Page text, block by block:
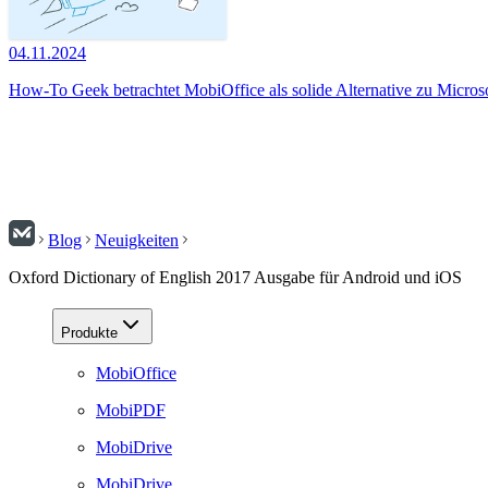
04.11.2024
How-To Geek betrachtet MobiOffice als solide Alternative zu
Blog
Neuigkeiten
Oxford Dictionary of English 2017 Ausgabe für Android und iOS
Produkte
MobiOffice
MobiPDF
MobiDrive